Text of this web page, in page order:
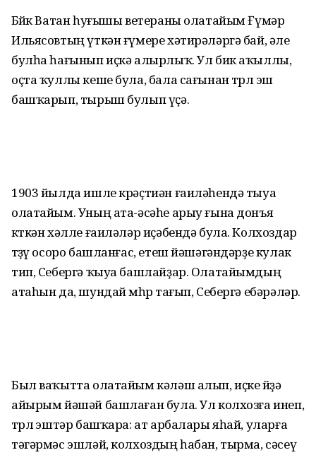
Бөйөк Ватан һуғышы ветераны олатайым Ғүмәр
Ильясовтың үткән ғүмере хәтирәләргә бай, әле
булһа һағынып иҫкә алырлыҡ. Ул бик аҡыллы,
оҫта ҡуллы кеше була, бала сағынан төрлө эш
башҡарып, тырыш булып үҫә.
1903 йылда ишле крәҫтиән ғаиләһендә тыуа
олатайым. Уның ата-әсәһе арыу ғына донъя
көткән хәлле ғаиләләр иҫәбендә була. Колхоздар
төҙөү осоро башланғас, етеш йәшәгәндәрҙе кулак
тип, Себергә ҡыуа башлайҙар. Олатайымдың
атаһын да, шундай мөһөр тағып, Себергә ебәрәләр.
Был ваҡытта олатайым кәләш алып, иҫке өйҙә
айырым йәшәй башлаған була. Ул колхозға инеп,
төрлө эштәр башҡара: ат арбалары яһай, уларға
тәгәрмәс эшләй, колхоздың һабан, тырма, сәсеү